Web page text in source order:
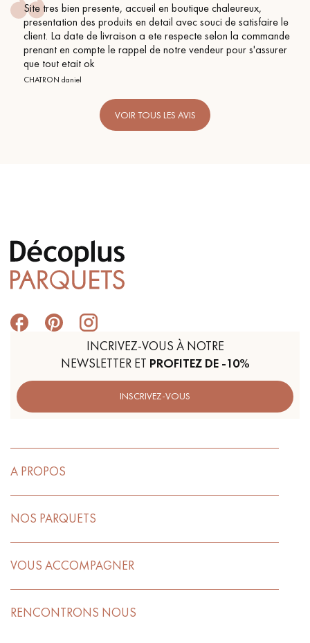
en boutique chaleureux,
avec souci de satisfaire le
respecte selon la commande
notre vendeur pour s'assurer
Conseil parfait, échanges
BEILE FRANCK
VOIR TOUS LES AVIS
INCRIVEZ-VOUS À NOTRE
NEWSLETTER ET PROFITEZ DE -10%
INSCRIVEZ-VOUS
A PROPOS
NOS PARQUETS
VOUS ACCOMPAGNER
RENCONTRONS NOUS